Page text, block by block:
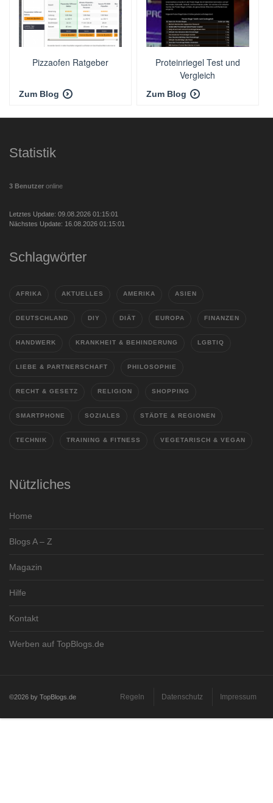
Pizzaofen Ratgeber
Zum Blog
Proteinriegel Test und
Vergleich
Zum Blog
Statistik
3 Benutzer online
Letztes Update: 09.08.2026 01:15:01
Nächstes Update: 16.08.2026 01:15:01
Schlagwörter
AFRIKA AKTUELLES AMERIKA ASIEN
DEUTSCHLAND DIY DIÄT EUROPA FINANZEN
HANDWERK KRANKHEIT & BEHINDERUNG LGBTIQ
LIEBE & PARTNERSCHAFT PHILOSOPHIE
RECHT & GESETZ RELIGION SHOPPING
SMARTPHONE SOZIALES STÄDTE & REGIONEN
TECHNIK TRAINING & FITNESS VEGETARISCH & VEGAN
Nützliches
Home
Blogs A – Z
Magazin
Hilfe
Kontakt
Werben auf TopBlogs.de
©2026 by TopBlogs.de Regeln Datenschutz Impressum